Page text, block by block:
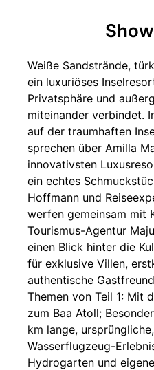
Weiße Sandstrände,
ein luxuriöses
Privatsphäre und
miteinander verbindet.
auf der traumhaften
sprechen über Amilla
innovativsten
ein echtes
Hoffmann und
werfen gemeinsam mit
Tourismus-Agentur
einen Blick hinter die
für exklusive Villen,
authentische
Themen von Teil 1: Mit
zum Baa Atoll;
km lange,
Wasserflugzeug-
Hydrogarten und